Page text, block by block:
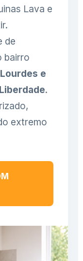
Lava e
de
bairro
e
.
extremo